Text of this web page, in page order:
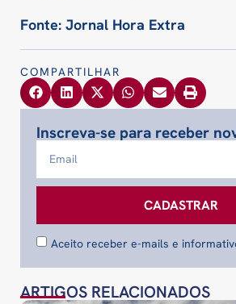
Fonte: Jornal Hora Extra
COMPARTILHAR
Inscreva-se para receber
Aceito receber e-mails e
CADASTRAR
ARTIGOS RELACIONADOS